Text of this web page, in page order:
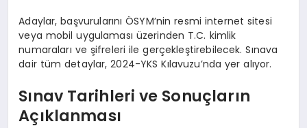
Adaylar, başvurularını ÖSYM’nin resmi internet sitesi
veya mobil uygulaması üzerinden T.C. kimlik
numaraları ve şifreleri ile gerçekleştirebilecek. Sınava
dair tüm detaylar, 2024-YKS Kılavuzu’nda yer alıyor.
Sınav Tarihleri ve Sonuçların
Açıklanması